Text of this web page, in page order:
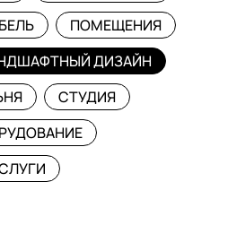
ПОМЕЩЕНИЯ
ДИЗАЙН
СТУДИЯ